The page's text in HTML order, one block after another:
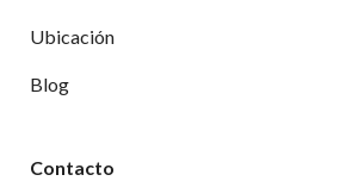
Ubicación
Blog
Contacto